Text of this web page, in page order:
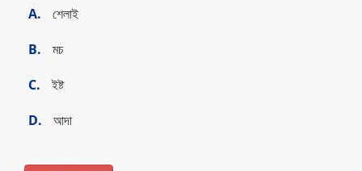
A.
শেলাই
B.
মচ
C.
ইষ্ট
D.
আদা